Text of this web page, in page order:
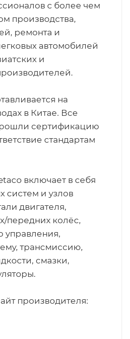
с более чем
производства,
ремонта и
автомобилей
и
на
в Китае. Все
сертификацию
стандартам
включает в себя
систем и узлов
двигателя,
передних колёс,
управления,
трансмиссию,
смазки,
производителя: